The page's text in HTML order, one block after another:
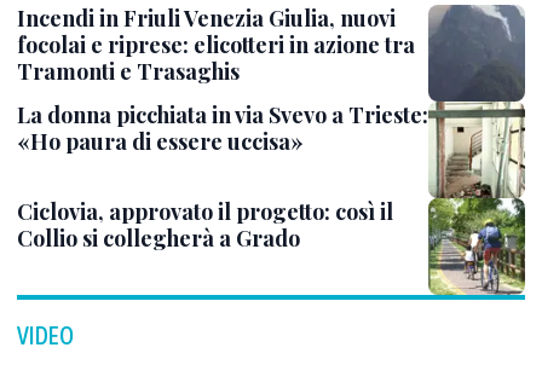
Incendi in Friuli Venezia Giulia, nuovi
focolai e riprese: elicotteri in azione tra
Tramonti e Trasaghis
La donna picchiata in via Svevo a Trieste:
«Ho paura di essere uccisa»
Ciclovia, approvato il progetto: così il
Collio si collegherà a Grado
VIDEO